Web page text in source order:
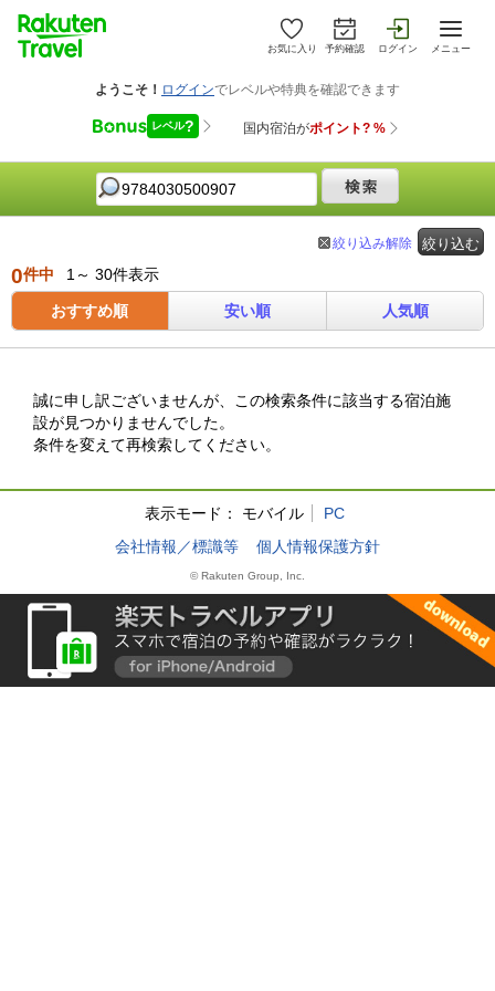
お気に入り 予約確認 ログイン メニュー
絞り込む
絞り込み解除
0件中 1～ 30件表示
おすすめ順 安い順 人気順
誠に申し訳ございませんが、この検索条件に該当する宿泊施
設が見つかりませんでした。
条件を変えて再検索してください。
表示モード： モバイル
PC
会社情報／標識等
個人情報保護方針
© Rakuten Group, Inc.